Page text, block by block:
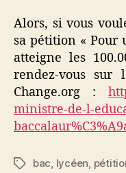
Alors, si vous
sa pétition « Pour
atteigne les
rendez-vous
Change.org :
ministre-de-l-
Étiquettes
bac, lycéen,